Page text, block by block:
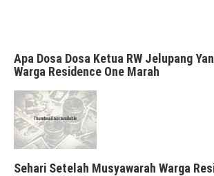
Apa Dosa Dosa Ketua RW Jelupang
Warga Residence One Marah
Sehari Setelah Musyawarah Warga